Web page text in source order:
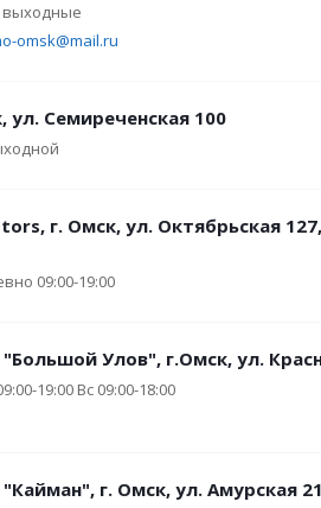
выходные
omsk@mail.ru
ул. Семиреченская 100
г. Омск, ул. Октябрьская
09:00-19:00
Улов", г.Омск, ул.
19:00 Вс 09:00-18:00
г. Омск, ул. ​Амурская